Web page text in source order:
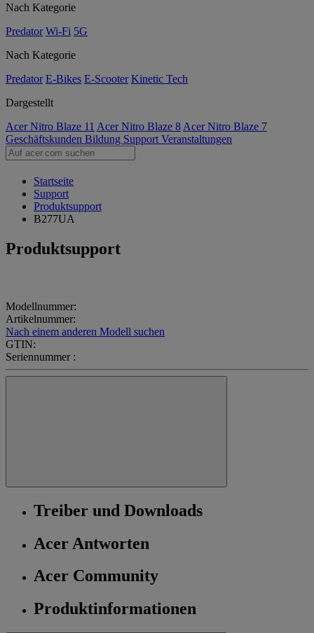
Nach Kategorie
Predator Wi-Fi 5G
Nach Kategorie
Predator E-Bikes E-Scooter Kinetic Tech
Dargestellt
Acer Nitro Blaze 11 Acer Nitro Blaze 8 Acer Nitro Blaze 7
Geschäftskunden Bildung Support Veranstaltungen
Startseite
Support
Produktsupport
B277UA
Produktsupport
Modellnummer:
Artikelnummer:
Nach einem anderen Modell suchen
GTIN:
Seriennummer :
Treiber und Downloads
Acer Antworten
Acer Community
Produktinformationen